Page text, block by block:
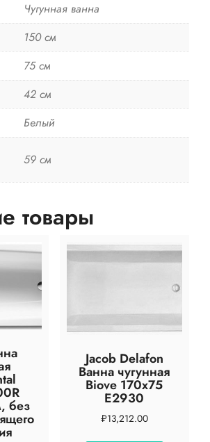
Чугунная ванна
150 см
75 см
42 см
Белый
59 см
товары
без
Jacob Delafon
Ванна чугунная
Biove 170х75
E2930
₽13,212.00